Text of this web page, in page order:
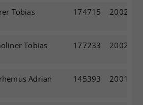
Tobias 174715 2002
Tobias 177233 2002
Adrian 145393 2001